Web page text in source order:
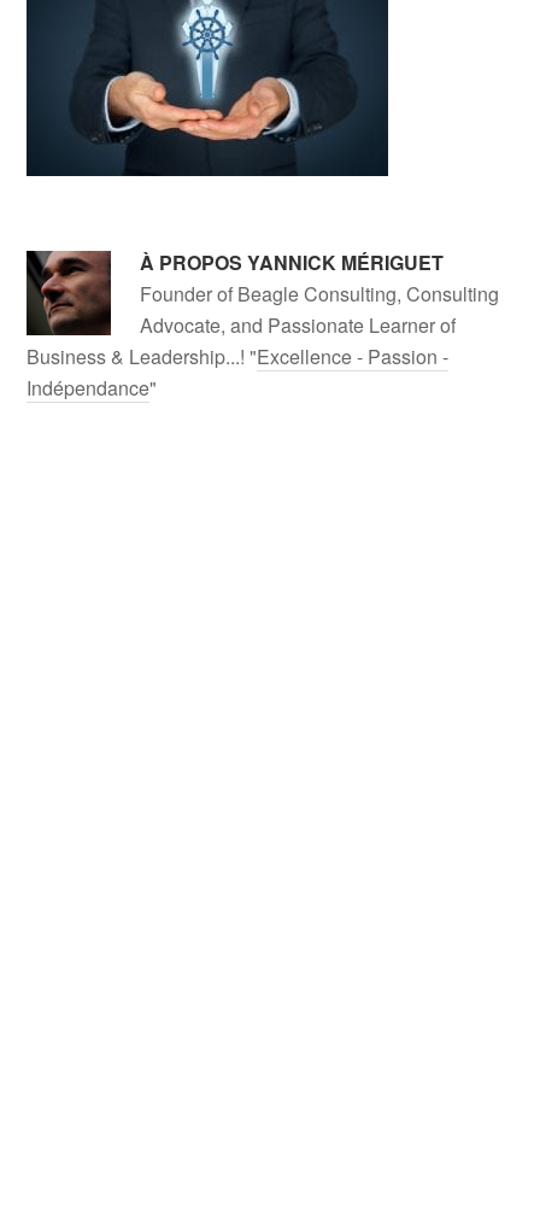
À PROPOSYANNICK MÉRIGUET
Founder of Beagle Consulting, Consulting
Advocate, and Passionate Learner of
Business & Leadership...! "Excellence - Passion -
Indépendance"